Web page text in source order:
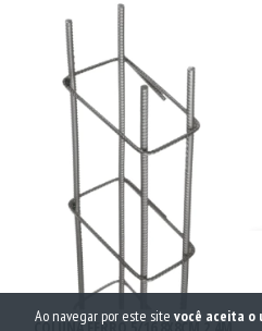
Ao navegar por este site você aceita o